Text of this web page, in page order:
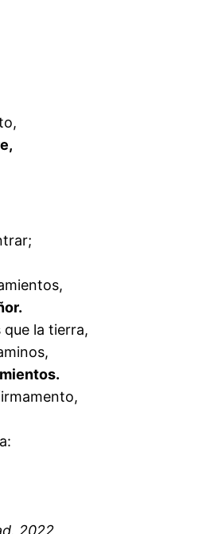
que la tierra,
2022